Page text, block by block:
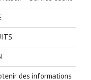
des informations